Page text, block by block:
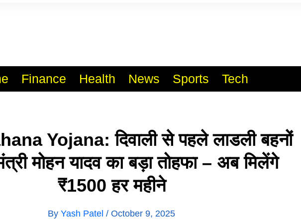
Finance Health News Sports Tech
Yojana: दिवाली से पहले लाडली बहनों
मोहन यादव का बड़ा तोहफा – अब मिलेंगे
₹1500 हर महीने
By Yash Patel / October 9, 2025